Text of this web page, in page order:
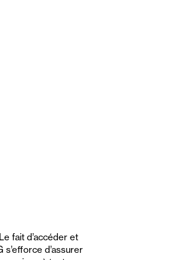
fait d’accéder et
d’assurer